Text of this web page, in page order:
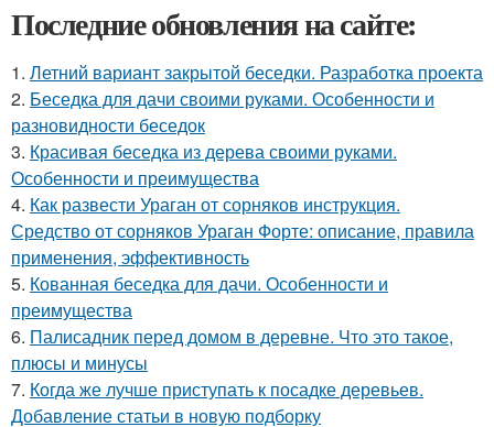
Последние обновления на сайте:
1. Летний вариант закрытой беседки. Разработка проекта
2. Беседка для дачи своими руками. Особенности и
разновидности беседок
3. Красивая беседка из дерева своими руками.
Особенности и преимущества
4. Как развести Ураган от сорняков инструкция.
Средство от сорняков Ураган Форте: описание, правила
применения, эффективность
5. Кованная беседка для дачи. Особенности и
преимущества
6. Палисадник перед домом в деревне. Что это такое,
плюсы и минусы
7. Когда же лучше приступать к посадке деревьев.
Добавление статьи в новую подборку